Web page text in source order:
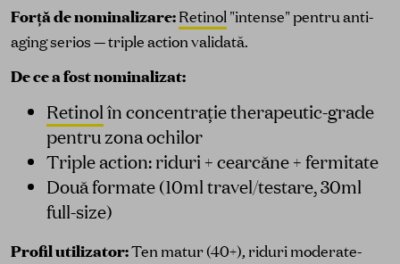
Forță de nominalizare:Retinol "intense" pentru anti-
aging serios — triple action validată.
De ce a fost nominalizat:
Retinolîn concentrație therapeutic-grade
pentru zona ochilor
Triple action: riduri + cearcăne + fermitate
Două formate (10ml travel/testare, 30ml
full-size)
Profil utilizator:Ten matur (40+), riduri moderate-